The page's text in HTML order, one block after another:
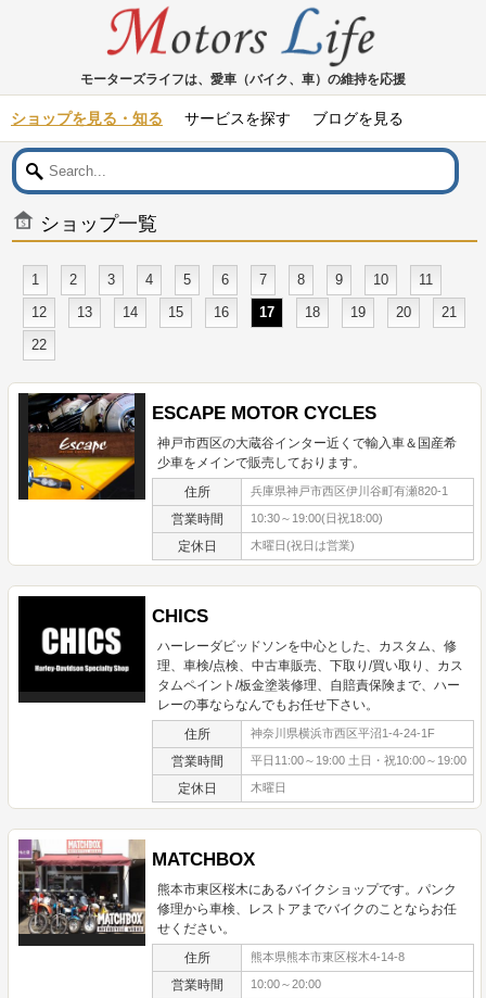
モーターズライフは、愛車（バイク、車）の維持を応援
ショップを見る・知る サービスを探す ブログを見る
ショップ一覧
1 2 3 4 5 6 7 8 9 10
11
12
13 14 15 16 17 18 19 20
21
22
ESCAPE MOTOR CYCLES
神戸市西区の大蔵谷インター近くで輸入車＆国産希
少車をメインで販売しております。
住所 兵庫県神戸市西区伊川谷町有瀬820-1
営業時間 10:30～19:00(日祝18:00)
定休日 木曜日(祝日は営業)
CHICS
ハーレーダビッドソンを中心とした、カスタム、修
理、車検/点検、中古車販売、下取り/買い取り、カス
タムペイント/板金塗装修理、自賠責保険まで、ハー
レーの事ならなんでもお任せ下さい。
住所 神奈川県横浜市西区平沼1-4-24-1F
営業時間 平日11:00～19:00 土日・祝10:00～19:00
定休日 木曜日
MATCHBOX
熊本市東区桜木にあるバイクショップです。パンク
修理から車検、レストアまでバイクのことならお任
せください。
住所 熊本県熊本市東区桜木4-14-8
営業時間 10:00～20:00